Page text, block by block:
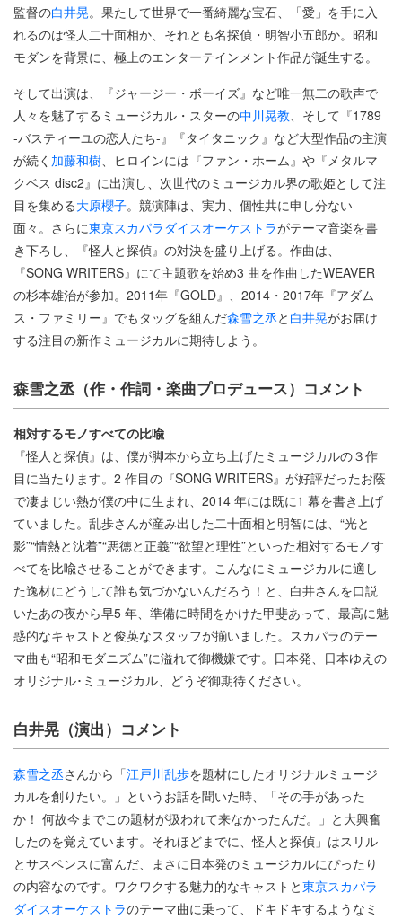
監督の白井晃。果たして世界で一番綺麗な宝石、「愛」を手に入
れるのは怪人二十面相か、それとも名探偵・明智小五郎か。昭和
モダンを背景に、極上のエンターテインメント作品が誕生する。
そして出演は、『ジャージー・ボーイズ』など唯一無二の歌声で
人々を魅了するミュージカル・スターの中川晃教、そして『1789
-バスティーユの恋人たち-』『タイタニック』など大型作品の主演
が続く 加藤和樹、ヒロインには『ファン・ホーム』や『メタルマ
クベス disc2』に出演し、次世代のミュージカル界の歌姫として注
目を集める大原櫻子。競演陣は、実力、個性共に申し分ない
面々。さらに東京スカパラダイスオーケストラがテーマ音楽を書
き下ろし、『怪人と探偵』の対決を盛り上げる。作曲は、
『SONG WRITERS』にて主題歌を始め3 曲を作曲したWEAVER
の杉本雄治が参加。2011年『GOLD』、2014・2017年『アダム
ス・ファミリー』でもタッグを組んだ森雪之丞と 白井晃がお届け
する注目の新作ミュージカルに期待しよう。
森雪之丞（作・作詞・楽曲プロデュース）コメント
相対するモノすべての比喩
『怪人と探偵』は、僕が脚本から立ち上げたミュージカルの３作
目に当たります。2 作目の『SONG WRITERS』が好評だったお蔭
で凄まじい熱が僕の中に生まれ、2014 年には既に1 幕を書き上げ
ていました。乱歩さんが産み出した二十面相と明智には、“光と
影”“情熱と沈着”“悪徳と正義”“欲望と理性”といった相対するモノす
べてを比喩させることができます。こんなにミュージカルに適し
た逸材にどうして誰も気づかないんだろう！と、白井さんを口説
いたあの夜から早5 年、準備に時間をかけた甲斐あって、最高に魅
惑的なキャストと俊英なスタッフが揃いました。スカパラのテー
マ曲も“昭和モダニズム”に溢れて御機嫌です。日本発、日本ゆえの
オリジナル･ミュージカル、どうぞ御期待ください。
白井晃（演出）コメント
森雪之丞さんから「江戸川乱歩を題材にしたオリジナルミュージ
カルを創りたい。」というお話を聞いた時、「その手があった
か！ 何故今までこの題材が扱われて来なかったんだ。」と大興奮
したのを覚えています。それほどまでに、怪人と探偵」はスリル
とサスペンスに富んだ、まさに日本発のミュージカルにぴったり
の内容なのです。ワクワクする魅力的なキャストと東京スカパラ
ダイスオーケストラのテーマ曲に乗って、ドキドキするようなミ